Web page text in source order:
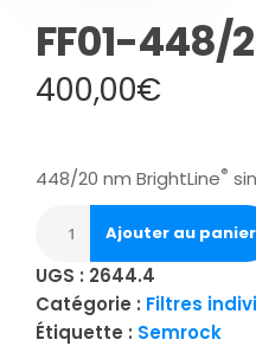
FF01-448/
400,00€
448/20 nm BrightLine®
Ajouter au panier
UGS : 2644.4
Catégorie : Filtres
Étiquette : Semrock